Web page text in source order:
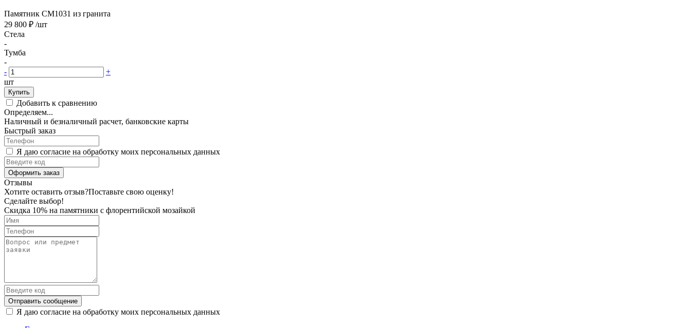
Памятник CM1031 из гранита
29 800 ₽ /шт
Стела
-
Тумба
-
-
+
шт
Купить
Добавить к сравнению
Определяем...
Наличный и безналичный расчет, банковские карты
Быстрый заказ
Я даю согласие на обработку моих персональных данных
Оформить заказ
Отзывы
Хотите оставить отзыв?Поставьте свою оценку!
Сделайте выбор!
Скидка 10% на памятники с флорентийской мозайкой
Отправить сообщение
Я даю согласие на обработку моих персональных данных